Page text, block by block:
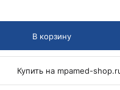
В корзину
Купить на mpamed-